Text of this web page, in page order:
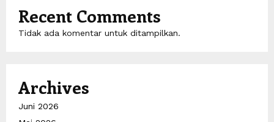
Recent Comments
Tidak ada komentar untuk ditampilkan.
Archives
Juni 2026